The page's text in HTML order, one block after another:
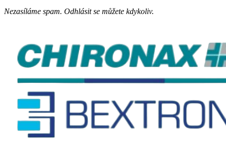
Nezasíláme spam. Odhlásit se můžete kdykoliv.